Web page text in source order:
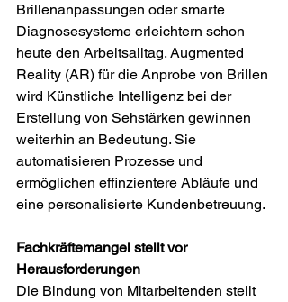
Brillenanpassungen oder smarte
Diagnosesysteme erleichtern schon
heute den Arbeitsalltag. Augmented
Reality (AR) für die Anprobe von Brillen
wird Künstliche Intelligenz bei der
Erstellung von Sehstärken gewinnen
weiterhin an Bedeutung. Sie
automatisieren Prozesse und
ermöglichen effinzientere Abläufe und
eine personalisierte Kundenbetreuung.
Fachkräftemangel stellt vor
Herausforderungen
Die Bindung von Mitarbeitenden stellt